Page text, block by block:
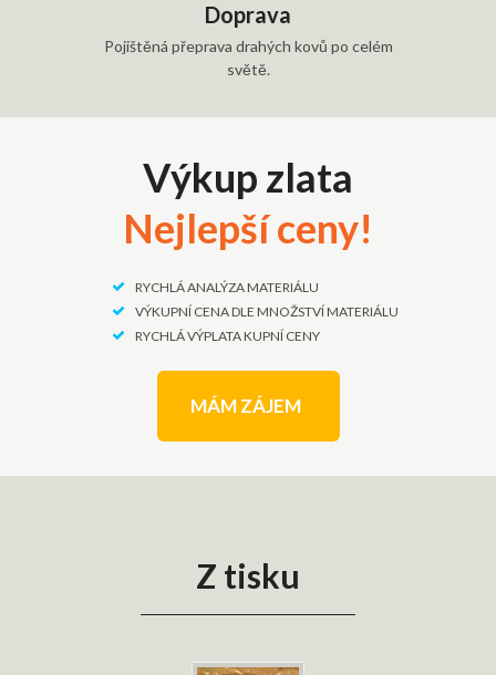
Doprava
Pojištěná přeprava drahých kovů po celém
světě.
Výkup zlata
Nejlepší ceny!
RYCHLÁ ANALÝZA MATERIÁLU
VÝKUPNÍ CENA DLE MNOŽSTVÍ MATERIÁLU
RYCHLÁ VÝPLATA KUPNÍ CENY
MÁM ZÁJEM
Z tisku